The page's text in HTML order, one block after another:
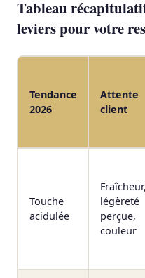
Tableau
leviers pour votre
Tendance
2026
Attente
client
Touche
acidulée
Fraîcheur,
légèreté
perçue,
couleur